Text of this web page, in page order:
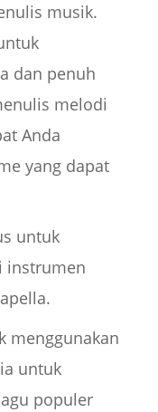
musik.
dan penuh
melodi
Anda
yang dapat
untuk
instrumen
menggunakan
untuk
populer